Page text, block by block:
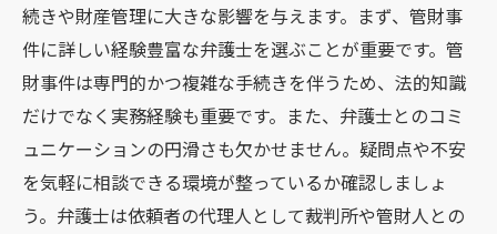
続きや財産管理に大きな影響を与えます。まず、管財事
件に詳しい経験豊富な弁護士を選ぶことが重要です。管
財事件は専門的かつ複雑な手続きを伴うため、法的知識
だけでなく実務経験も重要です。また、弁護士とのコミ
ュニケーションの円滑さも欠かせません。疑問点や不安
を気軽に相談できる環境が整っているか確認しましょ
う。弁護士は依頼者の代理人として裁判所や管財人との